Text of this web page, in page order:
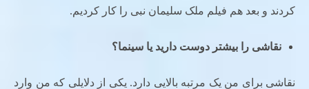
کردند و بعد هم فیلم ملک سلیمان نبی را کار کردیم.
نقاشی را بیشتر دوست دارید یا سینما؟
نقاشی برای من یک مرتبه بالایی دارد. یکی از دلایلی که من وارد